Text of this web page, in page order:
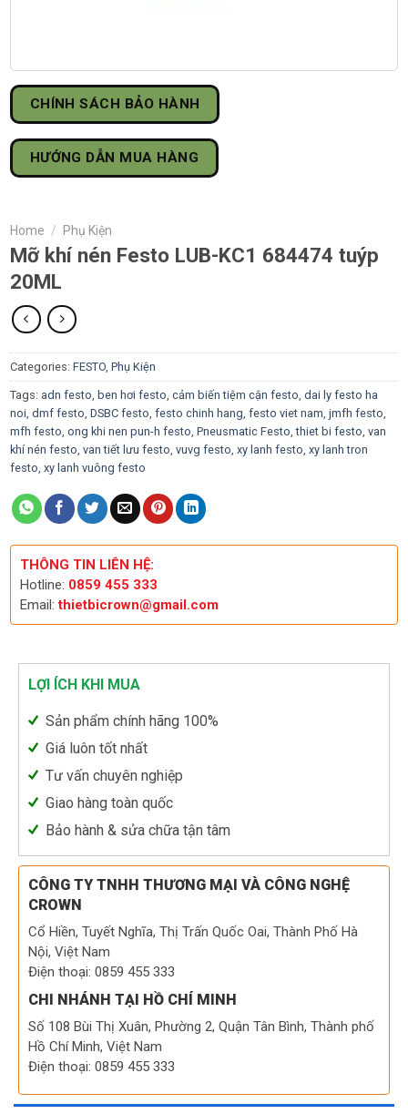
CHÍNH SÁCH BẢO HÀNH
HƯỚNG DẪN MUA HÀNG
Home / Phụ Kiện
Mỡ khí nén Festo LUB-KC1 684474 tuýp
20ML
Categories: FESTO, Phụ Kiện
Tags: adn festo, ben hơi festo, cảm biến tiệm cận festo, dai ly festo ha
noi, dmf festo, DSBC festo, festo chinh hang, festo viet nam, jmfh festo,
mfh festo, ong khi nen pun-h festo, Pneusmatic Festo,thiet bi festo, van
khí nén festo, van tiết lưu festo, vuvg festo, xy lanh festo, xy lanh tron
festo, xy lanh vuông festo
THÔNG TIN LIÊN HỆ:
Hotline: 0859 455 333
Email:thietbicrown@gmail.com
LỢI ÍCH KHI MUA
Sản phẩm chính hãng 100%
Giá luôn tốt nhất
Tư vấn chuyên nghiệp
Giao hàng toàn quốc
Bảo hành & sửa chữa tận tâm
CÔNG TY TNHH THƯƠNG MẠI VÀ CÔNG NGHỆ
CROWN
Cổ Hiền, Tuyết Nghĩa, Thị Trấn Quốc Oai, Thành Phố Hà
Nội, Việt Nam
Điện thoại: 0859 455 333
CHI NHÁNH TẠI HỒ CHÍ MINH
Số 108 Bùi Thị Xuân, Phường 2, Quận Tân Bình, Thành phố
Hồ Chí Minh, Việt Nam
Điện thoại: 0859 455 333